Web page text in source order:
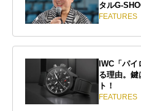
タルG-
FEATURES
IWC「パ
る理由。
ト！
FEATURES